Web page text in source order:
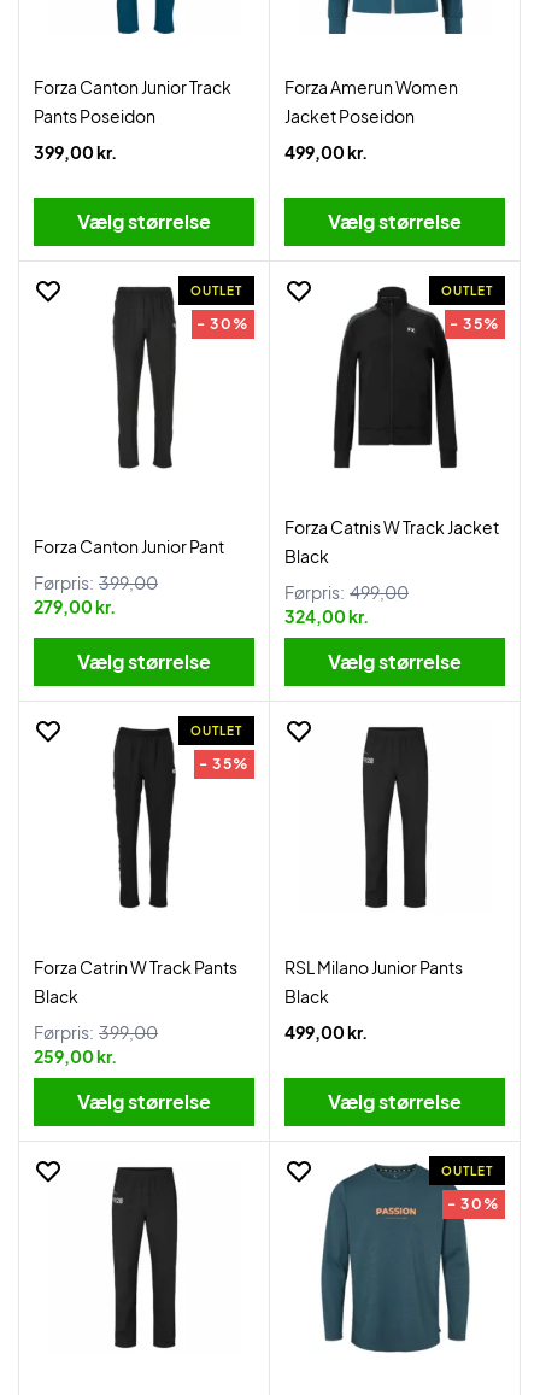
Forza Canton Junior Track
Pants Poseidon
399,00 kr.
Vælg størrelse
Forza Amerun Women
Jacket Poseidon
499,00 kr.
Vælg størrelse
OUTLET
- 30%
Forza Canton Junior Pant
Førpris: 399,00
279,00 kr.
Vælg størrelse
OUTLET
- 35%
Forza Catnis W Track Jacket
Black
Førpris: 499,00
324,00 kr.
Vælg størrelse
OUTLET
- 35%
Forza Catrin W Track Pants
Black
Førpris: 399,00
259,00 kr.
Vælg størrelse
RSL Milano Junior Pants
Black
499,00 kr.
Vælg størrelse
OUTLET
- 30%